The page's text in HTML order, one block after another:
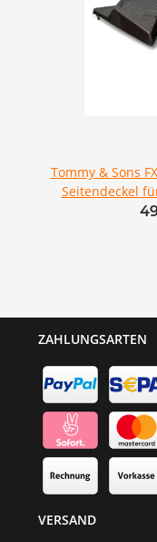
Tommy & Sons
Seitendeckel
ZAHLUNGSARTEN
VERSAND